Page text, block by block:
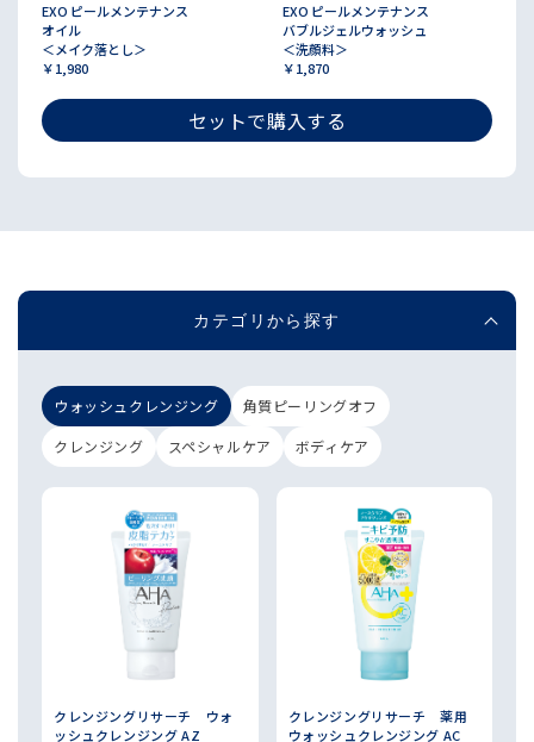
EXO ピールメンテナンス
オイル
＜メイク落とし＞
￥1,980
EXO ピールメンテナンス
バブルジェルウォッシュ
＜洗顔料＞
￥1,870
セットで購入する
カテゴリから探す
ウォッシュクレンジング
角質ピーリングオフ
クレンジング
スペシャルケア ボディケア
クレンジングリサーチ ウォ
ッシュクレンジング AZ
クレンジングリサーチ 薬用
ウォッシュクレンジング AC